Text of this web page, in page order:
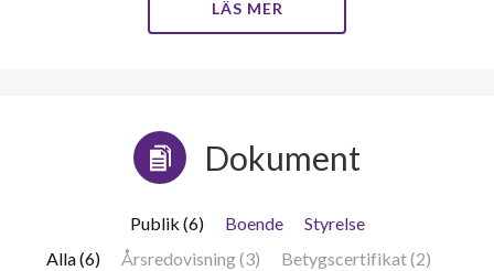
LÄS MER
Dokument
Publik (6) Boende
Styrelse
Alla (6)
Årsredovisning (3)
Betygscertifikat (2)